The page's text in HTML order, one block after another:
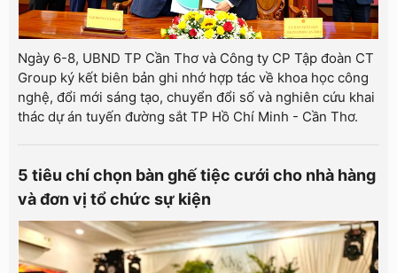
Ngày 6-8, UBND TP Cần Thơ và Công ty CP Tập đoàn CT
Group ký kết biên bản ghi nhớ hợp tác về khoa học công
nghệ, đổi mới sáng tạo, chuyển đổi số và nghiên cứu khai
thác dự án tuyến đường sắt TP Hồ Chí Minh - Cần Thơ.
5 tiêu chí chọn bàn ghế tiệc cưới cho nhà hàng
và đơn vị tổ chức sự kiện